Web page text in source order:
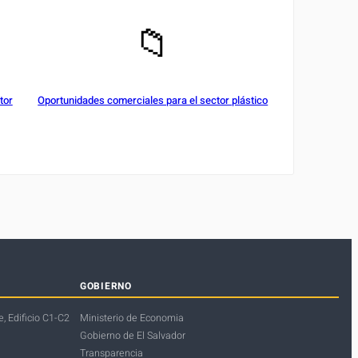
📁
Oportunidades comerciales para el sector plástico
Edificio C1-C2
GOBIERNO
Ministerio de Economia
Gobierno de El Salvador
Transparencia